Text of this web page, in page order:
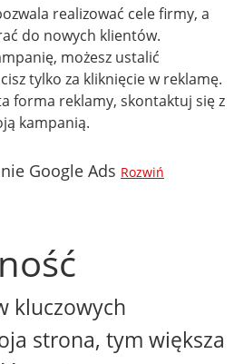
realizować cele firmy, a
do nowych klientów.
możesz ustalić
tylko za kliknięcie w reklamę.
forma reklamy, skontaktuj się z
kampanią.
Google Ads Rozwiń
kluczowych
strona, tym większa